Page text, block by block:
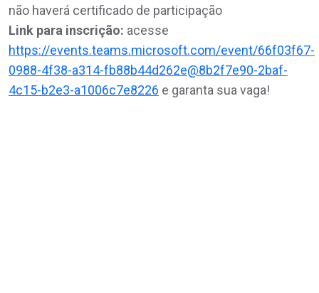
não haverá certificado de participação
Link para inscrição: acesse
https://events.teams.microsoft.com/event/66f03f67-
0988-4f38-a314-fb88b44d262e@8b2f7e90-2baf-
4c15-b2e3-a1006c7e8226 e garanta sua vaga!